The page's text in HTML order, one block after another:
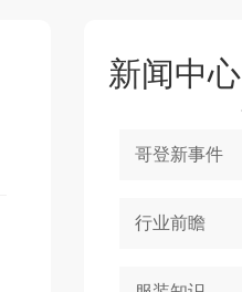
新闻中心
哥登新事件
行业前瞻